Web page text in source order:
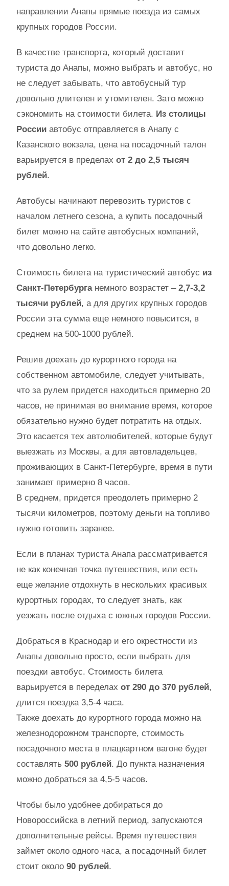
направлении Анапы прямые поезда из самых
крупных городов России.
В качестве транспорта, который доставит
туриста до Анапы, можно выбрать и автобус, но
не следует забывать, что автобусный тур
довольно длителен и утомителен. Зато можно
сэкономить на стоимости билета. Из столицы
России автобус отправляется в Анапу с
Казанского вокзала, цена на посадочный талон
варьируется в пределах от 2 до 2,5 тысяч
рублей.
Автобусы начинают перевозить туристов с
началом летнего сезона, а купить посадочный
билет можно на сайте автобусных компаний,
что довольно легко.
Стоимость билета на туристический автобус из
Санкт-Петербурганемного возрастет – 2,7-3,2
тысячи рублей, а для других крупных городов
России эта сумма еще немного повысится, в
среднем на 500-1000 рублей.
Решив доехать до курортного города на
собственном автомобиле, следует учитывать,
что за рулем придется находиться примерно 20
часов, не принимая во внимание время, которое
обязательно нужно будет потратить на отдых.
Это касается тех автолюбителей, которые будут
выезжать из Москвы, а для автовладельцев,
проживающих в Санкт-Петербурге, время в пути
занимает примерно 8 часов.
В среднем, придется преодолеть примерно 2
тысячи километров, поэтому деньги на топливо
нужно готовить заранее.
Если в планах туриста Анапа рассматривается
не как конечная точка путешествия, или есть
еще желание отдохнуть в нескольких красивых
курортных городах, то следует знать, как
уезжать после отдыха с южных городов России.
Добраться в Краснодар и его окрестности из
Анапы довольно просто, если выбрать для
поездки автобус. Стоимость билета
варьируется в переделах от 290 до 370 рублей,
длится поездка 3,5-4 часа.
Также доехать до курортного города можно на
железнодорожном транспорте, стоимость
посадочного места в плацкартном вагоне будет
составлять 500 рублей. До пункта назначения
можно добраться за 4,5-5 часов.
Чтобы было удобнее добираться до
Новороссийска в летний период, запускаются
дополнительные рейсы. Время путешествия
займет около одного часа, а посадочный билет
стоит около 90 рублей.